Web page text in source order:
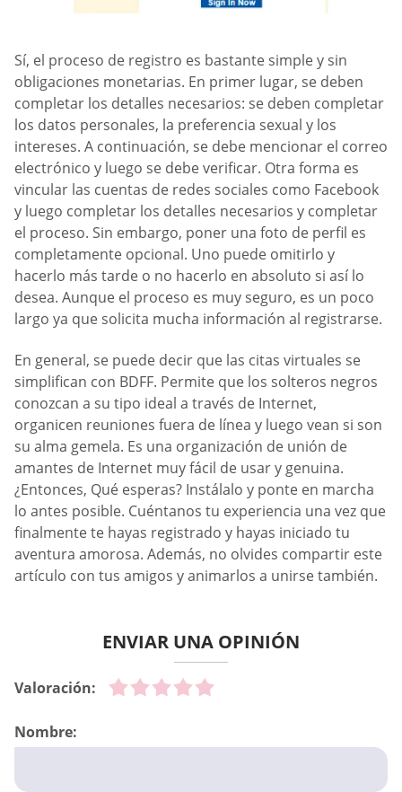
Sí, el proceso de registro es bastante simple y sin
obligaciones monetarias. En primer lugar, se deben
completar los detalles necesarios: se deben completar
los datos personales, la preferencia sexual y los
intereses. A continuación, se debe mencionar el correo
electrónico y luego se debe verificar. Otra forma es
vincular las cuentas de redes sociales como Facebook
y luego completar los detalles necesarios y completar
el proceso. Sin embargo, poner una foto de perfil es
completamente opcional. Uno puede omitirlo y
hacerlo más tarde o no hacerlo en absoluto si así lo
desea. Aunque el proceso es muy seguro, es un poco
largo ya que solicita mucha información al registrarse.
En general, se puede decir que las citas virtuales se
simplifican con BDFF. Permite que los solteros negros
conozcan a su tipo ideal a través de Internet,
organicen reuniones fuera de línea y luego vean si son
su alma gemela. Es una organización de unión de
amantes de Internet muy fácil de usar y genuina.
¿Entonces, Qué esperas? Instálalo y ponte en marcha
lo antes posible. Cuéntanos tu experiencia una vez que
finalmente te hayas registrado y hayas iniciado tu
aventura amorosa. Además, no olvides compartir este
artículo con tus amigos y animarlos a unirse también.
ENVIAR UNA OPINIÓN
Valoración:
Nombre: